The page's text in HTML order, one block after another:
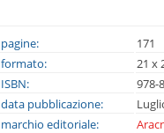
pagine:
171
formato:
21 x
ISBN:
978-
data pubblicazione:
marchio editoriale: